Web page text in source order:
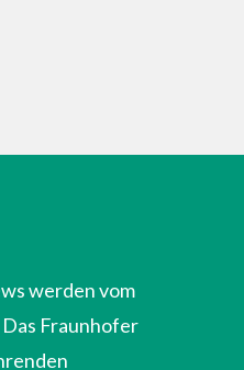
werden vom
Fraunhofer